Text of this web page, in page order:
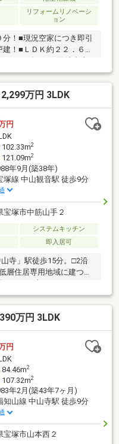
リフォームリノベーシ
ョン
！■現況空家につき即引
！■ＬＤＫ約２２．６帖
法に定める接道義務を満
は出来ません。ただし本
ている為、再建築・増改
す。（宝塚市建築指導課
ン・お風呂・トイレ・洗
ル貼り ・クリーニング
万円 3LDK
円
102.33m2
121.09m2
年9月(築38年)
塚線 中山観音駅 徒歩9分
宝塚市中筋山手２
システムキッチン
即入居可
寺」駅徒歩15分。□2沿
層住居専用地域に建つ中
平米の3LDK。
のLDKは、家族が自然と
もちろん、お子さまの
な過ごし方を思い描けそ
設けられ、家族それぞ
取り。□水回りが1階に集
線もイメージしやすい住
万円 3LDK
円
84.46m2
107.32m2
年2月(築43年7ヶ月)
知山線 中山寺駅 徒歩9分
宝塚市山本西２